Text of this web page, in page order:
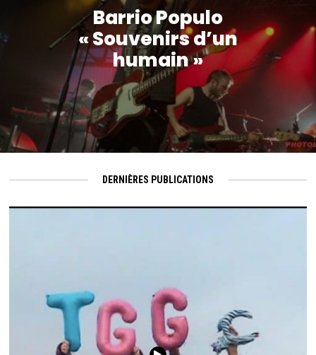
Barrio Populo
« Souvenirs d’un
humain »
DERNIÈRES PUBLICATIONS